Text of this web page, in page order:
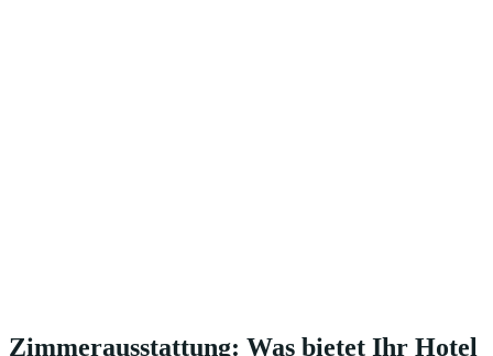
Zimmerausstattung: Was bietet Ihr Hotel